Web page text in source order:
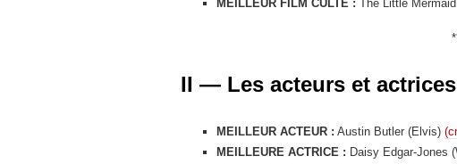
MEILLEUR FILM CULTE : The Little
II — Les acteurs et
MEILLEUR ACTEUR : Austin Butler (Elvis)
MEILLEURE ACTRICE : Daisy Edgar-Jones